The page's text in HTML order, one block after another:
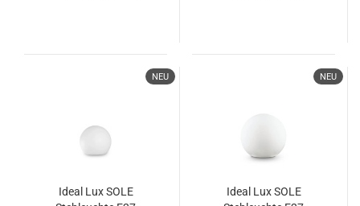
NEU
Ideal Lux SOLE
NEU
Ideal Lux SOLE